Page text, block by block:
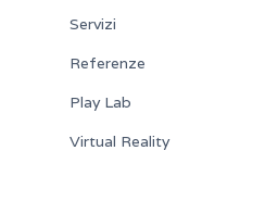
Servizi
Referenze
Play Lab
Virtual Reality